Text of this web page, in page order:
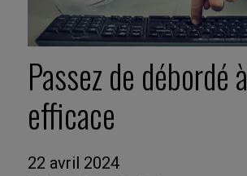
Passez de débordé à
efficace
22 avril 2024